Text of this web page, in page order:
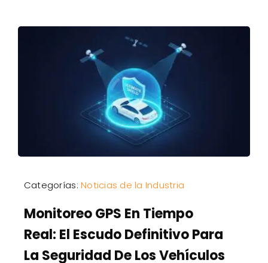
Categorías:Noticias de la Industria
Monitoreo GPS En Tiempo
Real: El Escudo Definitivo Para
La Seguridad De Los Vehículos